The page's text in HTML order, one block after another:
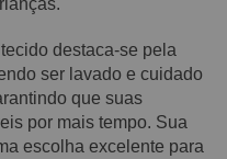
destaca-se pela
ser lavado e cuidado
que suas
por mais tempo. Sua
escolha excelente para